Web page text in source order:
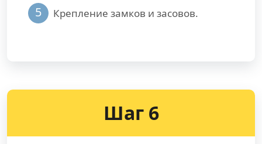
5 Крепление замков и засовов.
Шаг 6